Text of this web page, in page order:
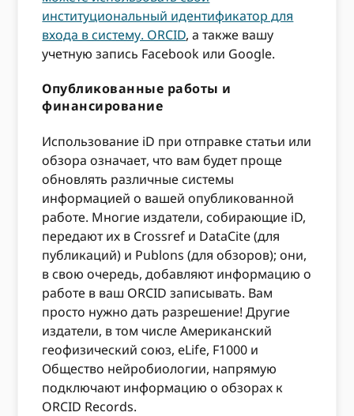
институциональный идентификатор для
входа в систему. ORCID, а также вашу
учетную запись Facebook или Google.
Опубликованные работы и
финансирование
Использование iD при отправке статьи или
обзора означает, что вам будет проще
обновлять различные системы
информацией о вашей опубликованной
работе. Многие издатели, собирающие iD,
передают их в Crossref и DataCite (для
публикаций) и Publons (для обзоров); они,
в свою очередь, добавляют информацию о
работе в ваш ORCID записывать. Вам
просто нужно дать разрешение! Другие
издатели, в том числе Американский
геофизический союз, eLife, F1000 и
Общество нейробиологии, напрямую
подключают информацию о обзорах к
ORCID Records.